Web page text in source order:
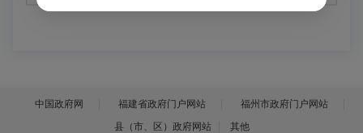
中国政府网 福建省政府门户网站
福州市政府门户网站
县（市、区）政府网站
其他